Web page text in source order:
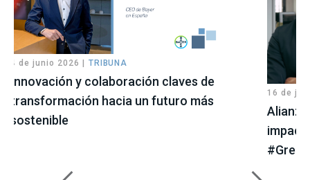
4 de junio 2026 | TRIBUNA
Innovación y colaboración claves de
transformación hacia un futuro más
sostenible
16 de